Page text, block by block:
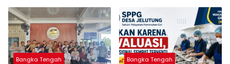
Bangka Tengah Bangka Tengah